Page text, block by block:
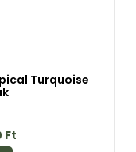
Turquoise
Ft